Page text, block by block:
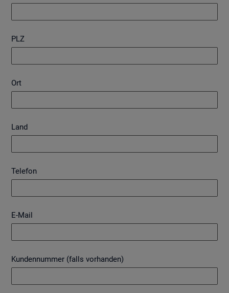
PLZ
Ort
Land
Telefon
E-Mail
Kundennummer (falls vorhanden)